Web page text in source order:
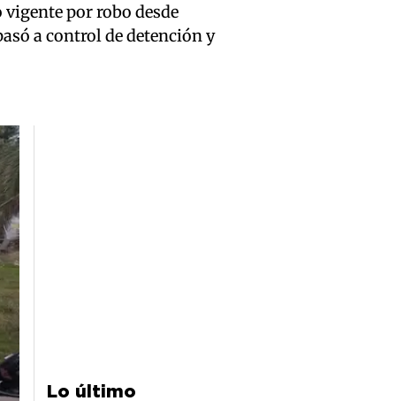
por robo desde
a control de detención y
Lo último